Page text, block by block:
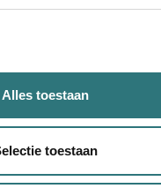
Alles toestaan
toestaan